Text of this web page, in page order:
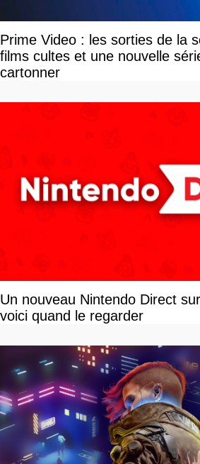
Prime Video : les sorties de la
films cultes et une nouvelle
cartonner
Un nouveau Nintendo Direct
voici quand le regarder